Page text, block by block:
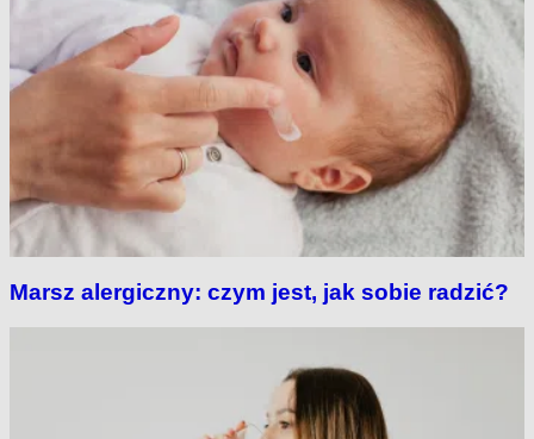
Marsz alergiczny: czym jest, jak sobie radzić?